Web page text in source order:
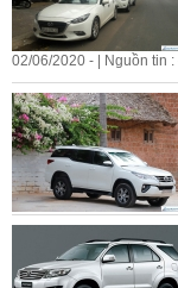
02/06/2020 - | Nguồn tin :